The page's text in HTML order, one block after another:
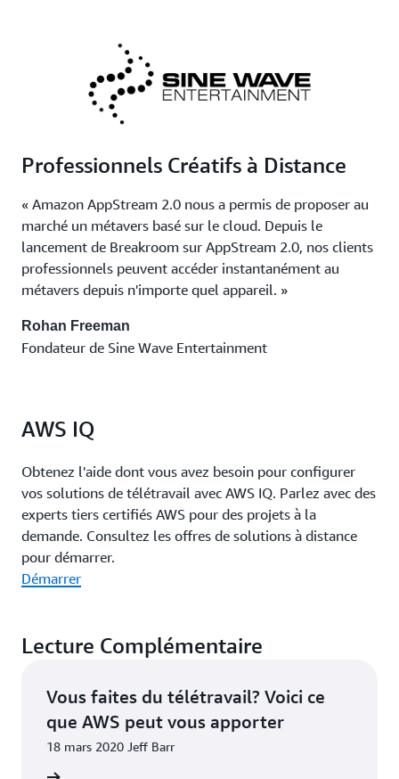
Professionnels Créatifs à Distance
« Amazon AppStream 2.0 nous a permis de proposer au
marché un métavers basé sur le cloud. Depuis le
lancement de Breakroom sur AppStream 2.0, nos clients
professionnels peuvent accéder instantanément au
métavers depuis n'importe quel appareil. »
Rohan Freeman
Fondateur de Sine Wave Entertainment
AWS IQ
Obtenez l'aide dont vous avez besoin pour configurer
vos solutions de télétravail avec AWS IQ. Parlez avec des
experts tiers certifiés AWS pour des projets à la
demande. Consultez les offres de solutions à distance
pour démarrer.
Démarrer
Lecture Complémentaire
Vous faites du télétravail? Voici ce
que AWS peut vous apporter
18 mars 2020 Jeff Barr